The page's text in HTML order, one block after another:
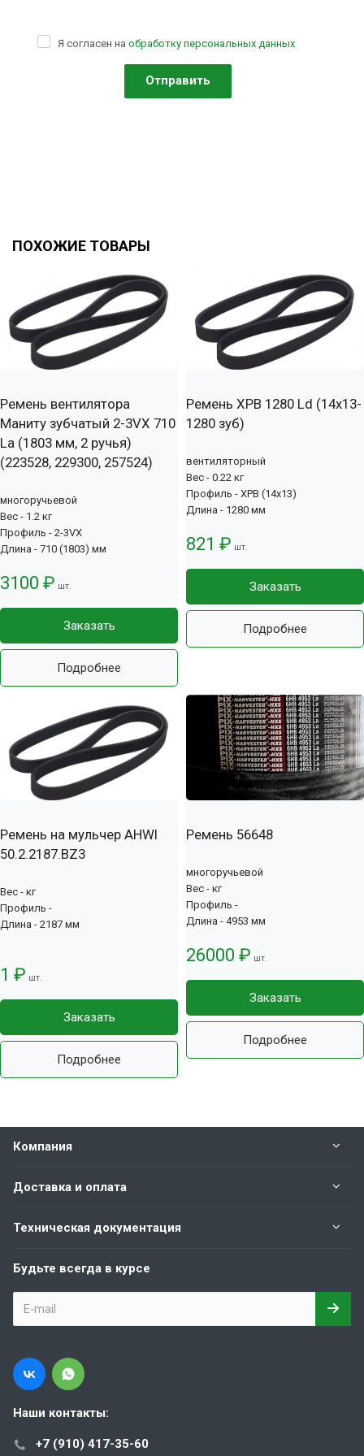
Я согласен на обработку персональных данных
ПОХОЖИЕ ТОВАРЫ
Ремень вентилятора
Маниту зубчатый 2-3VX 710
La (1803 мм, 2 ручья)
(223528, 229300, 257524)
многоручьевой
Вес - 1.2 кг
Профиль - 2-3VX
Длина - 710 (1803) мм
3100 ₽ шт.
Заказать
Подробнее
Ремень XPB 1280 Ld (14х13-
1280 зуб)
вентиляторный
Вес - 0.22 кг
Профиль - XPB (14x13)
Длина - 1280 мм
821 ₽ шт.
Заказать
Подробнее
Ремень на мульчер AHWI
50.2.2187.BZ3
Вес - кг
Профиль -
Длина - 2187 мм
1 ₽ шт.
Заказать
Подробнее
Ремень 56648
многоручьевой
Вес - кг
Профиль -
Длина - 4953 мм
26000 ₽ шт.
Заказать
Подробнее
Компания
Доставка и оплата
Техническая документация
Будьте всегда в курсе
Наши контакты:
+7 (910) 417-35-60